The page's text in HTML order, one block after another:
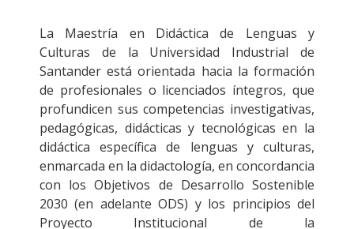
La Maestría en Didáctica de Lenguas y
Culturas de la Universidad Industrial de
Santander está orientada hacia la formación
de profesionales o licenciados íntegros, que
profundicen sus competencias investigativas,
pedagógicas, didácticas y tecnológicas en la
didáctica específica de lenguas y culturas,
enmarcada en la didactología, en concordancia
con los Objetivos de Desarrollo Sostenible
2030 (en adelante ODS) y los principios del
Proyecto Institucional de la